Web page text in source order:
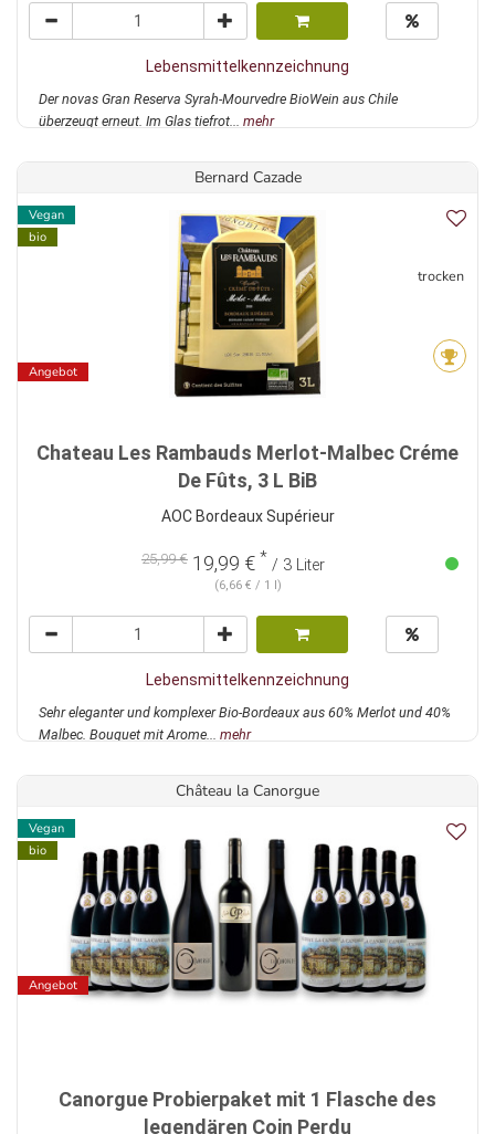
Lebensmittelkennzeichnung
Der novas Gran Reserva Syrah-Mourvedre BioWein aus Chile
überzeugt erneut. Im Glas tiefrot... mehr
Bernard Cazade
Vegan
bio
Angebot
trocken
Chateau Les Rambauds Merlot-Malbec Créme
De Fûts, 3 L BiB
AOC Bordeaux Supérieur
25,99 € 19,99 € * / 3 Liter
(6,66 € / 1 l)
Lebensmittelkennzeichnung
Sehr eleganter und komplexer Bio-Bordeaux aus 60% Merlot und 40%
Malbec. Bouquet mit Arome... mehr
Château la Canorgue
Vegan
bio
Angebot
Canorgue Probierpaket mit 1 Flasche des
legendären Coin Perdu